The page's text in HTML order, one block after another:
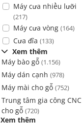
Máy cưa nhiều lưỡi
(217)
Máy cưa vòng (164)
Cưa đĩa (133)
Xem thêm
Máy bào gỗ (1.156)
Máy dán cạnh (978)
Máy mài cho gỗ (752)
Trung tâm gia công CNC
cho gỗ (720)
Xem thêm